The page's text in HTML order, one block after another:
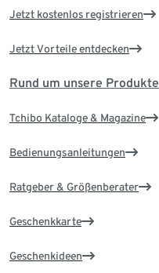
Jetzt kostenlos registrieren
Jetzt Vorteile entdecken
Rund um unsere Produkte
Tchibo Kataloge & Magazine
Bedienungsanleitungen
Ratgeber & Größenberater
Geschenkkarte
Geschenkideen